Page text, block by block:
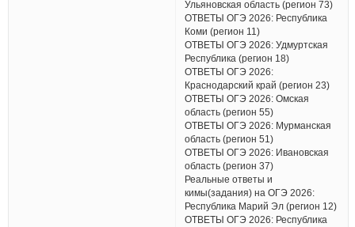
Ульяновская область (регион 73)
ОТВЕТЫ ОГЭ 2026: Республика
Коми (регион 11)
ОТВЕТЫ ОГЭ 2026: Удмуртская
Республика (регион 18)
ОТВЕТЫ ОГЭ 2026:
Краснодарский край (регион 23)
ОТВЕТЫ ОГЭ 2026: Омская
область (регион 55)
ОТВЕТЫ ОГЭ 2026: Мурманская
область (регион 51)
ОТВЕТЫ ОГЭ 2026: Ивановская
область (регион 37)
Реальные ответы и
кимы(задания) на ОГЭ 2026:
Республика Марий Эл (регион 12)
ОТВЕТЫ ОГЭ 2026: Республика